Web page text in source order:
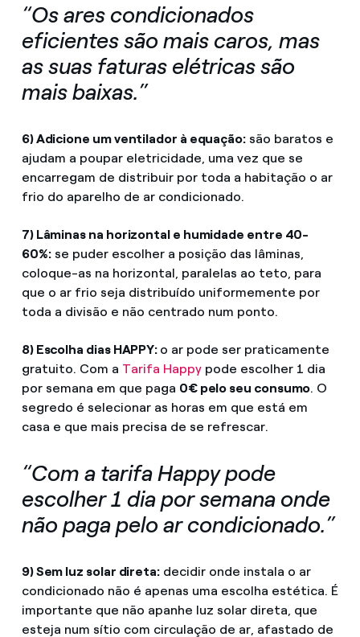
“Os ares condicionados
eficientes são mais caros, mas
as suas faturas elétricas são
mais baixas.”
6) Adicione um ventilador à equação: são baratos e
ajudam a poupar eletricidade, uma vez que se
encarregam de distribuir por toda a habitação o ar
frio do aparelho de ar condicionado.
7) Lâminas na horizontal e humidade entre 40-
60%:se puder escolher a posição das lâminas,
coloque-as na horizontal, paralelas ao teto, para
que o ar frio seja distribuído uniformemente por
toda a divisão e não centrado num ponto.
8) Escolha dias HAPPY: o ar pode ser praticamente
gratuito. Com a Tarifa Happypode escolher 1 dia
por semana em que paga 0€ pelo seu consumo. O
segredo é selecionar as horas em que está em
casa e que mais precisa de se refrescar.
“Com a tarifa Happy pode
escolher 1 dia por semana onde
não paga pelo ar condicionado.”
9) Sem luz solar direta:decidir onde instala o ar
condicionado não é apenas uma escolha estética. É
importante que não apanhe luz solar direta, que
esteja num sítio com circulação de ar, afastado de